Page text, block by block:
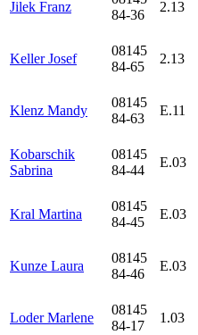
Jilek Franz
84-36
2.13
Keller Josef
08145
84-65
2.13
Klenz Mandy
08145
84-63
E.11
Kobarschik
Sabrina
08145
84-44
E.03
Kral Martina
08145
84-45
E.03
Kunze Laura
08145
84-46
E.03
Loder Marlene
08145
84-17
1.03